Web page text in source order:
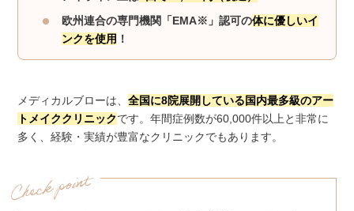
欧州連合の専門機関「EMA※」認可の体に優しいイ
ンクを使用 ！
メディカルブローは、全国に8院展開している国内最多級のアー
トメイククリニックです。年間症例数が60,000件以上と非常に
多く、経験・実績が豊富なクリニックでもあります。